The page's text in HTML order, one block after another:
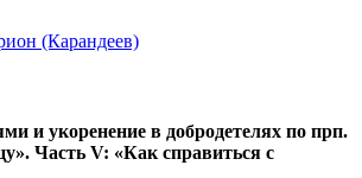
(Карандеев)
и укоренение в добродетелях по прп.
Часть V: «Как справиться с